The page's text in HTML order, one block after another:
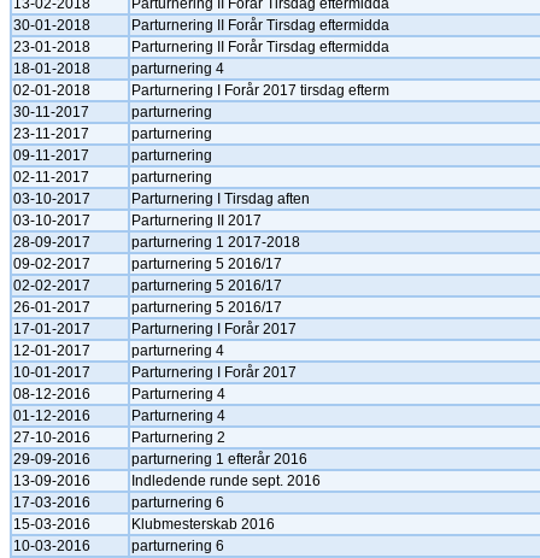
13-02-2018
Parturnering II Forår Tirsdag eftermidda
30-01-2018
Parturnering II Forår Tirsdag eftermidda
23-01-2018
Parturnering II Forår Tirsdag eftermidda
18-01-2018
parturnering 4
02-01-2018
Parturnering I Forår 2017 tirsdag efterm
30-11-2017
parturnering
23-11-2017
parturnering
09-11-2017
parturnering
02-11-2017
parturnering
03-10-2017
Parturnering I Tirsdag aften
03-10-2017
Parturnering II 2017
28-09-2017
parturnering 1 2017-2018
09-02-2017
parturnering 5 2016/17
02-02-2017
parturnering 5 2016/17
26-01-2017
parturnering 5 2016/17
17-01-2017
Parturnering I Forår 2017
12-01-2017
parturnering 4
10-01-2017
Parturnering I Forår 2017
08-12-2016
Parturnering 4
01-12-2016
Parturnering 4
27-10-2016
Parturnering 2
29-09-2016
parturnering 1 efterår 2016
13-09-2016
Indledende runde sept. 2016
17-03-2016
parturnering 6
15-03-2016
Klubmesterskab 2016
10-03-2016
parturnering 6